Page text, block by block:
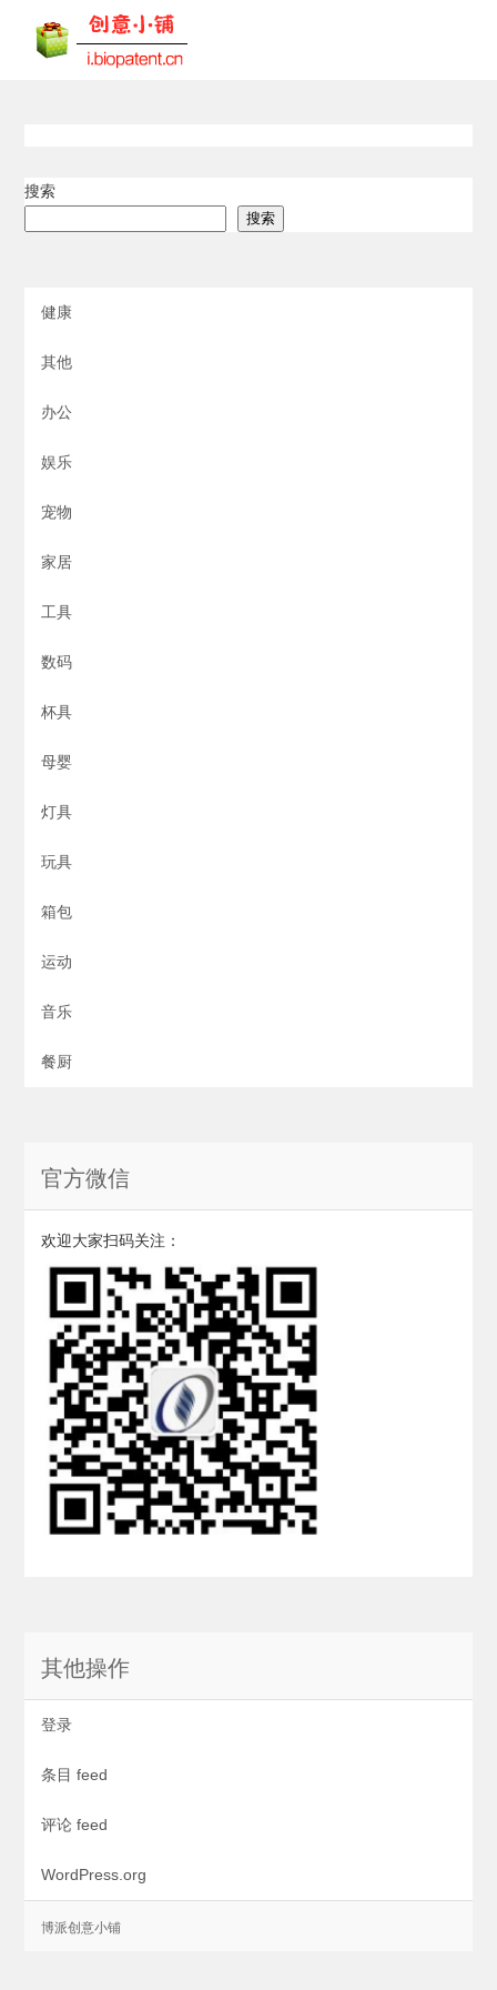
搜索
搜索
健康
其他
办公
娱乐
宠物
家居
工具
数码
杯具
母婴
灯具
玩具
箱包
运动
音乐
餐厨
官方微信
欢迎大家扫码关注：
其他操作
登录
条目 feed
评论 feed
WordPress.org